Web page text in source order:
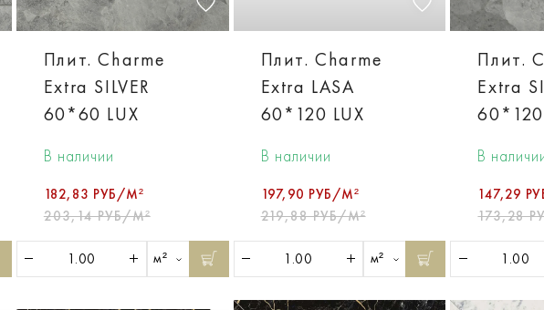
Плит. Charme
Extra SILVER
60*60 LUX
В наличии
182,83 РУБ/М²
203,14 РУБ/М²
м²
Плит. Charme
Extra LASA
60*120 LUX
В наличии
197,90 РУБ/М²
219,88 РУБ/М²
м²
Плит.
Extra
60*120
В
147,29
173,28